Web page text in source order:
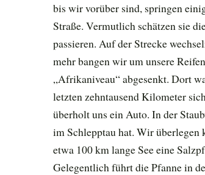
bis wir vorüber sind, springen
Straße. Vermutlich schätzen sie
passieren. Auf der Strecke
mehr bangen wir um unsere
„Afrikaniveau“ abgesenkt. Dort
letzten zehntausend Kilometer
überholt uns ein Auto. In der
im Schlepptau hat. Wir
etwa 100 km lange See eine
Gelegentlich führt die Pfanne in